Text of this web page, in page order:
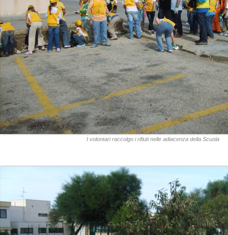
I volontari raccolgo i rifiuti nelle adiacenza della Scuola